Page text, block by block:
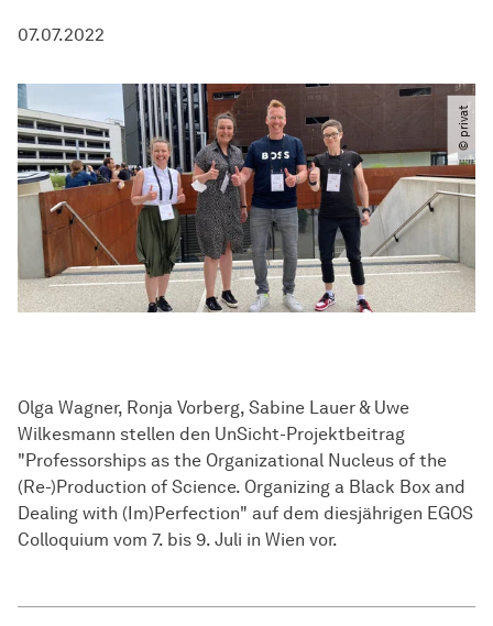
07.07.2022
© privat
Olga Wagner, Ronja Vorberg, Sabine Lauer & Uwe
Wilkesmann stellen den UnSicht-Projektbeitrag
"Professorships as the Organizational Nucleus of the
(Re-)Production of Science. Organizing a Black Box and
Dealing with (Im)Perfection" auf dem diesjährigen EGOS
Colloquium vom 7. bis 9. Juli in Wien vor.